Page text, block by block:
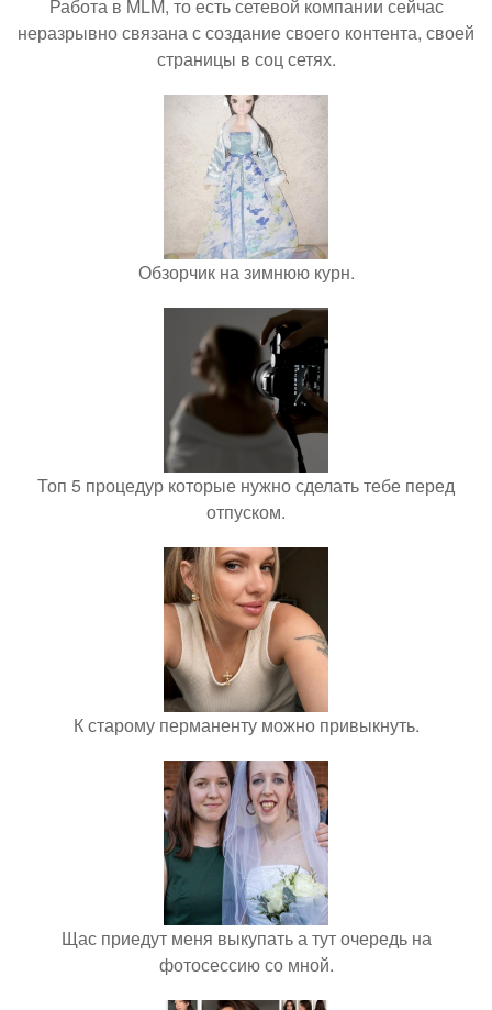
Работа в MLM, то есть сетевой компании сейчас
неразрывно связана с создание своего контента, своей
страницы в соц сетях.
Обзорчик на зимнюю курн.
Топ 5 процедур которые нужно сделать тебе перед
отпуском.
К старому перманенту можно привыкнуть.
Щас приедут меня выкупать а тут очередь на
фотосессию со мной.